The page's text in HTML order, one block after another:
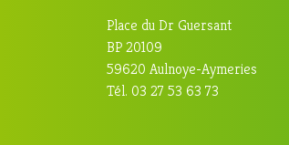
Place du Dr Guersant
BP 20109
59620 Aulnoye-Aymeries
Tél. 03 27 53 63 73